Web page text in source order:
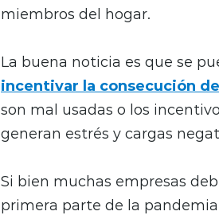
miembros del hogar.
La buena noticia es que se
incentivar la consecución
son mal usadas o los
generan estrés y cargas
Si bien muchas empresas
primera parte de la